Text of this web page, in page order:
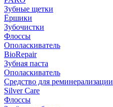
Зубные щетки
Ёршики
Зубочистки
Флоссы
Ополаскиватель
BioRepair
Зубная паста
Ополаскиватель
Средство для реминерализации
Silver Care
Флоссы